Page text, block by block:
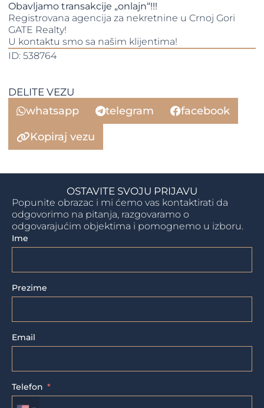
Obavljamo transakcije „onlajn“!!!
Registrovana agencija za nekretnine u Crnoj Gori
GATE Realty!
​​​​​​​U kontaktu smo sa našim klijentima!
ID: 538764
DELITE VEZU
whatsapp telegram
facebook
Kopiraj vezu
OSTAVITE SVOJU PRIJAVU
Popunite obrazac i mi ćemo vas kontaktirati da
odgovorimo na pitanja, razgovaramo o
odgovarajućim objektima i pomognemo u izboru.
Ime
Prezime
Email
Telefon